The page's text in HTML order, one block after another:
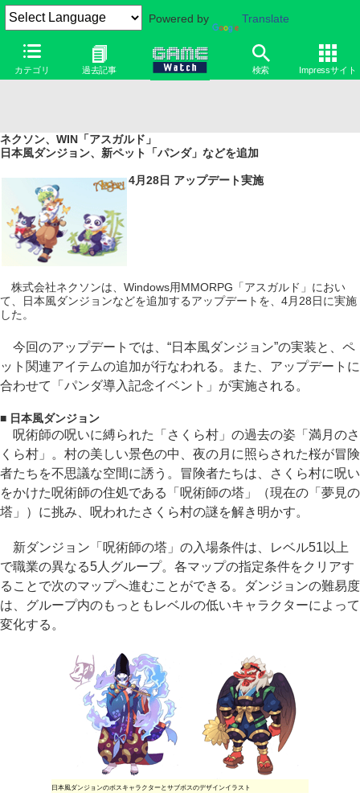
Powered by Translate
カテゴリ 過去記事 検索 Impressサイト
ネクソン、WIN「アスガルド」
日本風ダンジョン、新ペット「パンダ」などを追加
4月28日 アップデート実施
株式会社ネクソンは、Windows用MMORPG「アスガルド」におい
て、日本風ダンジョンなどを追加するアップデートを、4月28日に実施
した。
今回のアップデートでは、“日本風ダンジョン”の実装と、ペ
ット関連アイテムの追加が行なわれる。また、アップデートに
合わせて「パンダ導入記念イベント」が実施される。
■ 日本風ダンジョン
呪術師の呪いに縛られた「さくら村」の過去の姿「満月のさ
くら村」。村の美しい景色の中、夜の月に照らされた桜が冒険
者たちを不思議な空間に誘う。冒険者たちは、さくら村に呪い
をかけた呪術師の住処である「呪術師の塔」（現在の「夢見の
塔」）に挑み、呪われたさくら村の謎を解き明かす。
新ダンジョン「呪術師の塔」の入場条件は、レベル51以上
で職業の異なる5人グループ。各マップの指定条件をクリアす
ることで次のマップへ進むことができる。ダンジョンの難易度
は、グループ内のもっともレベルの低いキャラクターによって
変化する。
日本風ダンジョンのボスキャラクターとサブボスのデザインイラスト